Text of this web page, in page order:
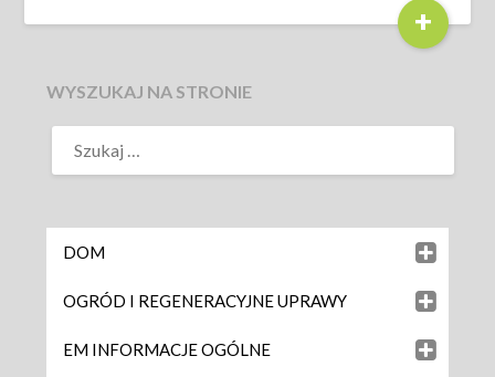
+
WYSZUKAJ NA STRONIE
DOM
OGRÓD I REGENERACYJNE UPRAWY
EM INFORMACJE OGÓLNE